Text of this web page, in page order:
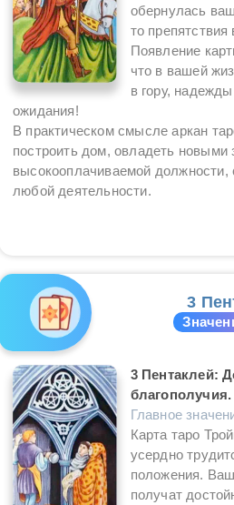
обернулась
то препятствия
Появление
что в вашей
в гору,
ожидания!
В практическом смысле аркан
построить дом, овладеть новыми
высокооплачиваемой
любой деятельности.
3
3 Пентаклей:
благополучия.
Главное
Карта таро
усердно
положения.
получат